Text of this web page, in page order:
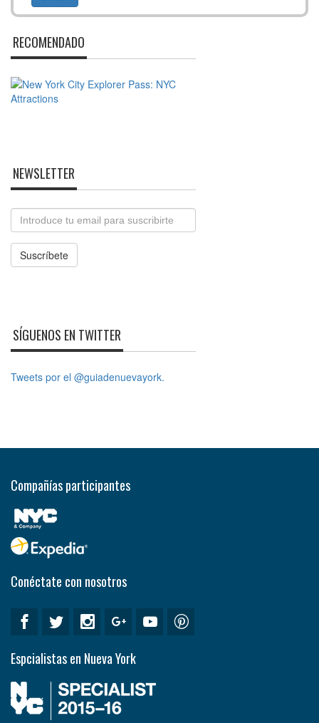
RECOMENDADO
NEWSLETTER
Email
Suscríbete
SÍGUENOS EN TWITTER
Tweets por el @guiadenuevayork.
Compañías participantes
Conéctate con nosotros
Espcialistas en Nueva York